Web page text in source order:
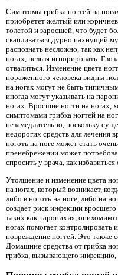
Симптомы грибка ногтей на
приобретет желтый или
толстой и заросшей, что будет
скапливаться дурно пахнущий
распознать несложно, так как
ногах, нельзя игнорировать.
отвалиться. Изменение цвета
пораженного человека видны
на ногах могут не быть
иногда могут указывать на
ногах. Вросшие ногти на ногах,
симптомами грибка ногтей на
незамедлительно, поскольку
недорогих средств для
ноготь на ноге может стать
пренебрежении может
спросить у врача, как
Утолщение и изменение цвета
на ногах, который возникает,
либо в ноготь на ноге, либо на
создает риск инфекции вросшего
таких как паронихия,
ногах помогает
повреждение ногтей. Это также
Домашние средства от грибка
грибка, вызывающего инфекцию,